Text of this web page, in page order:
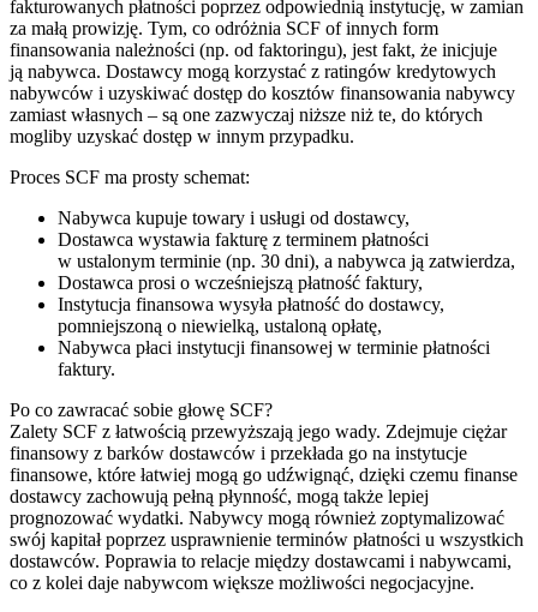
fakturowanych płatności poprzez odpowiednią instytucję, w zamian
za małą prowizję. Tym, co odróżnia SCF of innych form
finansowania należności (np. od faktoringu), jest fakt, że inicjuje
ją nabywca. Dostawcy mogą korzystać z ratingów kredytowych
nabywców i uzyskiwać dostęp do kosztów finansowania nabywcy
zamiast własnych – są one zazwyczaj niższe niż te, do których
mogliby uzyskać dostęp w innym przypadku.
Proces SCF ma prosty schemat:
Nabywca kupuje towary i usługi od dostawcy,
Dostawca wystawia fakturę z terminem płatności
w ustalonym terminie (np. 30 dni), a nabywca ją zatwierdza,
Dostawca prosi o wcześniejszą płatność faktury,
Instytucja finansowa wysyła płatność do dostawcy,
pomniejszoną o niewielką, ustaloną opłatę,
Nabywca płaci instytucji finansowej w terminie płatności
faktury.
Po co zawracać sobie głowę SCF?
Zalety SCF z łatwością przewyższają jego wady. Zdejmuje ciężar
finansowy z barków dostawców i przekłada go na instytucje
finansowe, które łatwiej mogą go udźwignąć, dzięki czemu finanse
dostawcy zachowują pełną płynność, mogą także lepiej
prognozować wydatki. Nabywcy mogą również zoptymalizować
swój kapitał poprzez usprawnienie terminów płatności u wszystkich
dostawców. Poprawia to relacje między dostawcami i nabywcami,
co z kolei daje nabywcom większe możliwości negocjacyjne.